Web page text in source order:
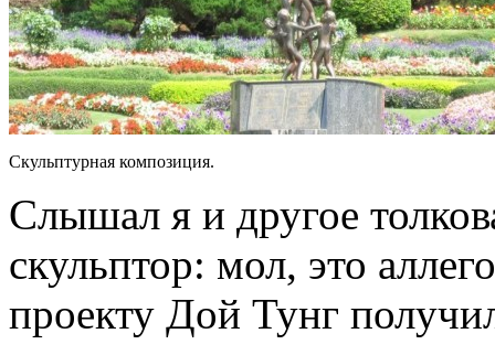
Скульптурная композиция.
Слышал я и другое
скульптор: мол, это
проекту Дой Тунг